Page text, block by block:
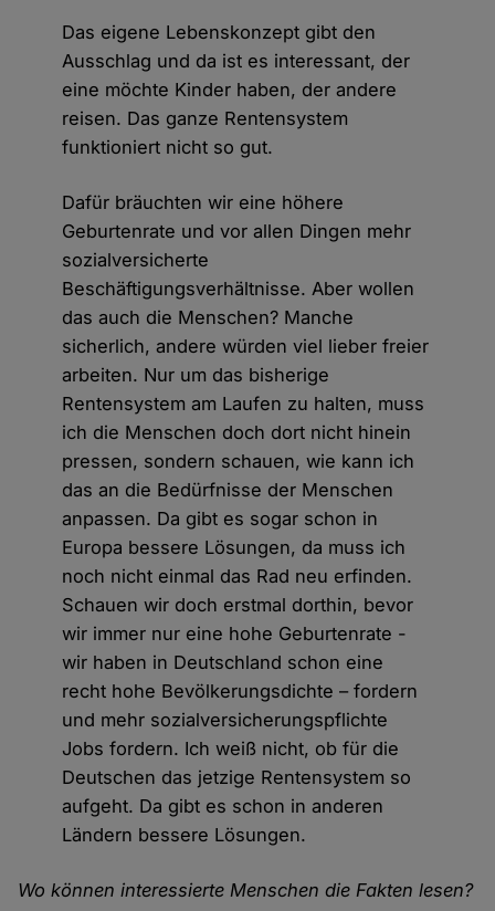
Das eigene Lebenskonzept gibt den
Ausschlag und da ist es interessant, der
eine möchte Kinder haben, der andere
reisen. Das ganze Rentensystem
funktioniert nicht so gut.
Dafür bräuchten wir eine höhere
Geburtenrate und vor allen Dingen mehr
sozialversicherte
Beschäftigungsverhältnisse. Aber wollen
das auch die Menschen? Manche
sicherlich, andere würden viel lieber freier
arbeiten. Nur um das bisherige
Rentensystem am Laufen zu halten, muss
ich die Menschen doch dort nicht hinein
pressen, sondern schauen, wie kann ich
das an die Bedürfnisse der Menschen
anpassen. Da gibt es sogar schon in
Europa bessere Lösungen, da muss ich
noch nicht einmal das Rad neu erfinden.
Schauen wir doch erstmal dorthin, bevor
wir immer nur eine hohe Geburtenrate -
wir haben in Deutschland schon eine
recht hohe Bevölkerungsdichte – fordern
und mehr sozialversicherungspflichte
Jobs fordern. Ich weiß nicht, ob für die
Deutschen das jetzige Rentensystem so
aufgeht. Da gibt es schon in anderen
Ländern bessere Lösungen.
Wo können interessierte Menschen die Fakten lesen?